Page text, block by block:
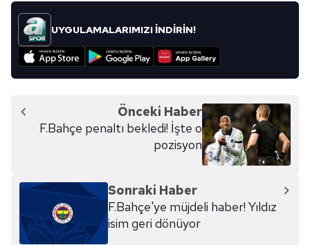
UYGULAMALARIMIZI İNDİRİN!
Önceki Haber
F.Bahçe penaltı bekledi! İşte o
pozisyon
Sonraki Haber
F.Bahçe'ye müjdeli haber! Yıldız
isim geri dönüyor